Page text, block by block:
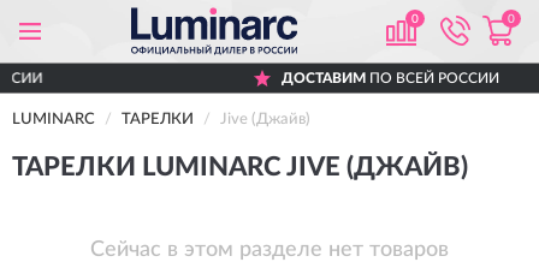
0 0
ДОСТАВИМПО ВСЕЙ РОССИИ
LUMINARC ТАРЕЛКИ Jive (Джайв)
ТАРЕЛКИ LUMINARC JIVE (ДЖАЙВ)
Сейчас в этом разделе нет товаров